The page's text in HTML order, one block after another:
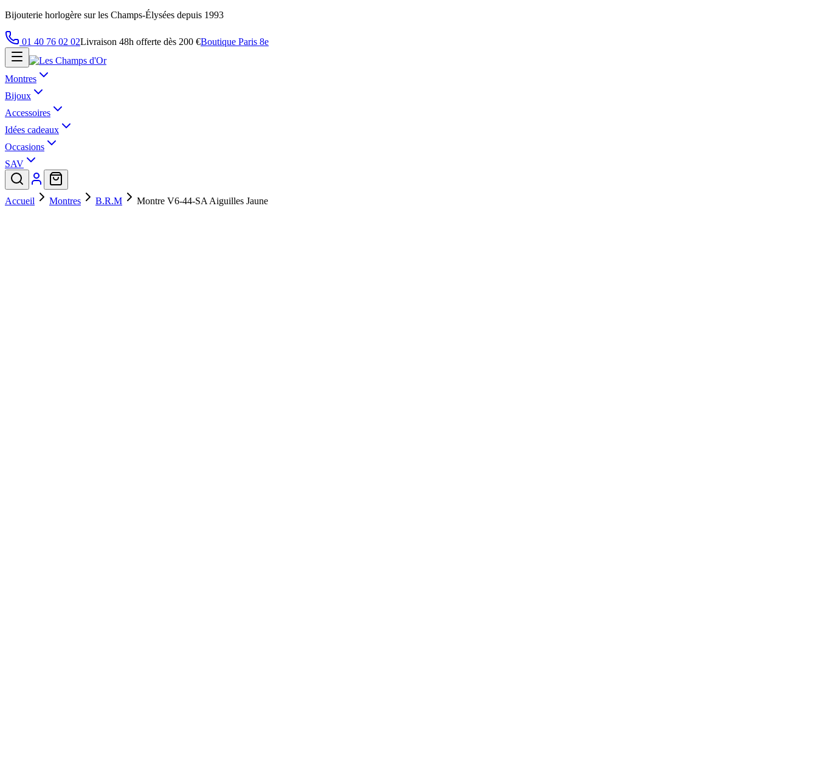
Bijouterie horlogère sur les Champs-Élysées depuis 1993
01 40 76 02 02Livraison 48h offerte dès 200 €Boutique Paris 8e
Montres
Bijoux
Accessoires
Idées cadeaux
Occasions
SAV
Accueil Montres B.R.M Montre V6-44-SA Aiguilles Jaune